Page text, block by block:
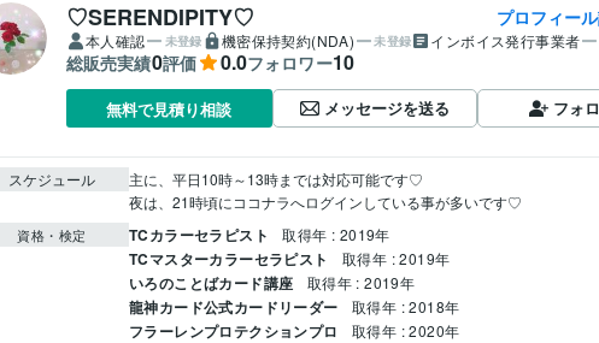
♡SERENDIPITY♡ プロフィー
本人確認 未登録 機密保持契約(NDA) 未登録 インボイス発行事業者
総販売実績0評価 0.0フォロワー10
無料で見積り相談 メッセージを送る フォ
スケジュール
主に、平日10時～13時までは対応可能です♡
夜は、21時頃にココナラへログインしている事が多いです♡
資格・検定 TCカラーセラピスト 取得年 : 2019年
TCマスターカラーセラピスト 取得年 : 2019年
いろのことばカード講座 取得年 : 2019年
龍神カード公式カードリーダー 取得年 : 2018年
フラーレンプロテクションプロ 取得年 : 2020年